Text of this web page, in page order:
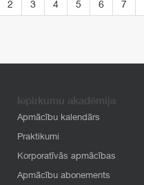
2 3 4 5 6 7
Iepirkumu akadēmija
Apmācību kalendārs
Praktikumi
Korporatīvās apmācības
Apmācību abonements